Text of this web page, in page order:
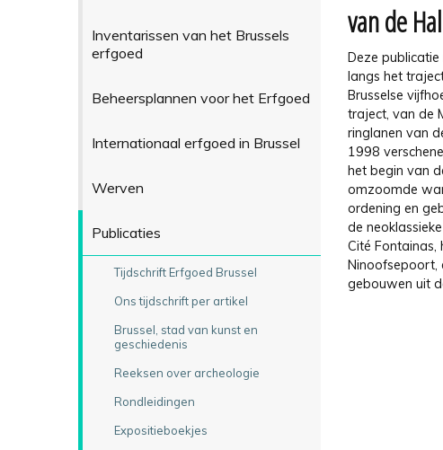
Inventarissen van het Brussels
erfgoed
Beheersplannen voor het Erfgoed
Internationaal erfgoed in Brussel
Werven
Publicaties
Tijdschrift Erfgoed Brussel
Ons tijdschrift per artikel
Brussel, stad van kunst en
geschiedenis
Reeksen over archeologie
Rondleidingen
Expositieboekjes
van de
Deze
langs het
Brusselse
traject, van de
ringlanen van
1998
het begin van
omzoomde
ordening en
de
Cité
Ninoofsepoort,
gebouwen uit